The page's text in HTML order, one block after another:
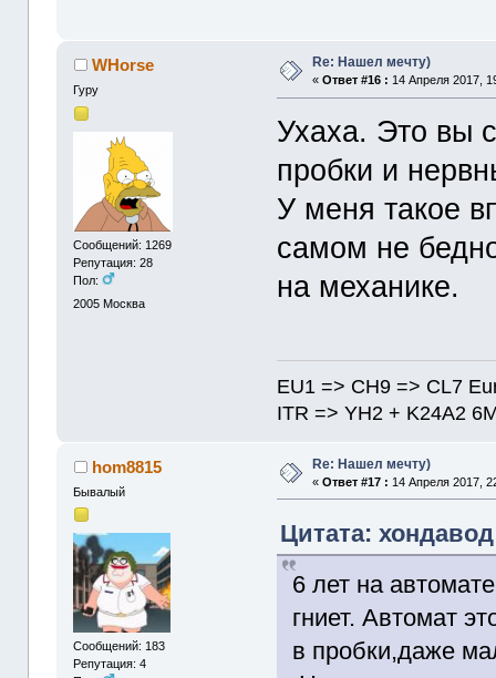
WHorse
Гуру
Сообщений: 1269
Репутация: 28
Пол:
2005 Москва
Re: Нашел мечту)
«Ответ #16 : 14 Апреля 2017,
Ухаха. Это вы
пробки и
У меня такое
самом не
на механике.
EU1 => CH9 => CL7
ITR => YH2 + K24A2
hom8815
Бывалый
Сообщений: 183
Репутация: 4
Re: Нашел мечту)
«Ответ #17 : 14 Апреля 2017,
Цитата:
6 лет на
гниет. Автомат
в пробки,даже